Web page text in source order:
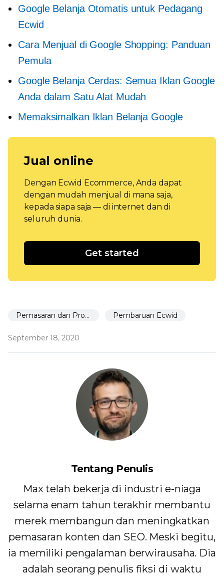
Google Belanja Otomatis untuk Pedagang
Ecwid
Cara Menjual di Google Shopping: Panduan
Pemula
Google Belanja Cerdas: Semua Iklan Google
Anda dalam Satu Alat Mudah
Memaksimalkan Iklan Belanja Google
Jual online
Dengan Ecwid Ecommerce, Anda dapat
dengan mudah menjual di mana saja,
kepada siapa saja — di internet dan di
seluruh dunia.
Get started
Pemasaran dan Promosi Pembaruan Ecwid
September 18, 2020
Tentang Penulis
Max telah bekerja di industri e-niaga
selama enam tahun terakhir membantu
merek membangun dan meningkatkan
pemasaran konten dan SEO. Meski begitu,
ia memiliki pengalaman berwirausaha. Dia
adalah seorang penulis fiksi di waktu